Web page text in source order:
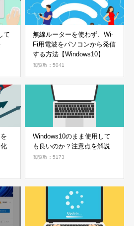
て
無線ルーターを使わず、Wi-
Fi用電波をパソコンから発信
する方法【Windows10】
閲覧数：5041
Windows10のまま使用して
も良いのか？注意点を解説
閲覧数：5173